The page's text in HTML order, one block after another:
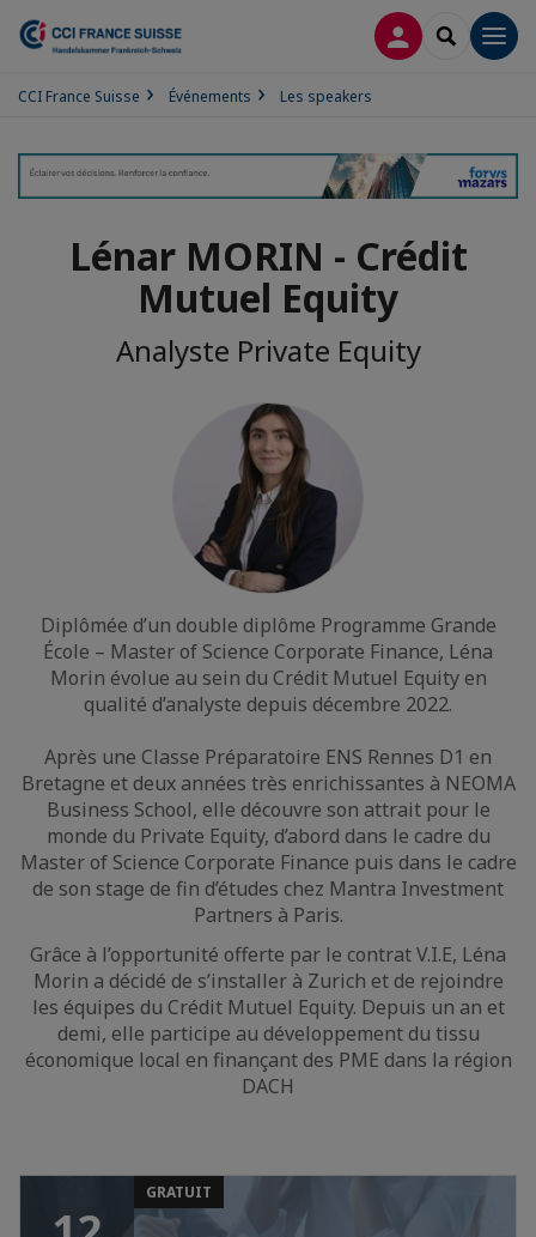
CONNEXION
CCI France Suisse Événements Les speakers
Lénar MORIN - Crédit
Mutuel Equity
Analyste Private Equity
Diplômée d’un double diplôme Programme Grande
École – Master of Science Corporate Finance, Léna
Morin évolue au sein du Crédit Mutuel Equity en
qualité d’analyste depuis décembre 2022.
Après une Classe Préparatoire ENS Rennes D1 en
Bretagne et deux années très enrichissantes à NEOMA
Business School, elle découvre son attrait pour le
monde du Private Equity, d’abord dans le cadre du
Master of Science Corporate Finance puis dans le cadre
de son stage de fin d’études chez Mantra Investment
Partners à Paris.
Grâce à l’opportunité offerte par le contrat V.I.E, Léna
Morin a décidé de s’installer à Zurich et de rejoindre
les équipes du Crédit Mutuel Equity. Depuis un an et
demi, elle participe au développement du tissu
économique local en finançant des PME dans la région
DACH
GRATUIT